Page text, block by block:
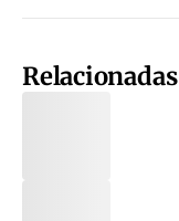
Relacionadas